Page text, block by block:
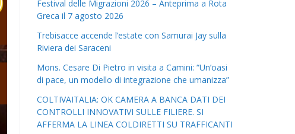
Festival delle Migrazioni 2026 – Anteprima a Rota
Greca il 7 agosto 2026
Trebisacce accende l’estate con Samurai Jay sulla
Riviera dei Saraceni
Mons. Cesare Di Pietro in visita a Camini: “Un’oasi
di pace, un modello di integrazione che umanizza”
COLTIVAITALIA: OK CAMERA A BANCA DATI DEI
CONTROLLI INNOVATIVI SULLE FILIERE. SI
AFFERMA LA LINEA COLDIRETTI SU TRAFFICANTI